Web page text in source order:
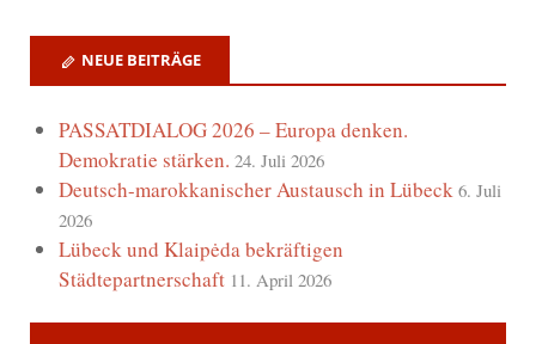
NEUE BEITRÄGE
PASSATDIALOG 2026 – Europa denken.
Demokratie stärken. 24. Juli 2026
Deutsch-marokkanischer Austausch in Lübeck 6. Juli
2026
Lübeck und Klaipėda bekräftigen
Städtepartnerschaft 11. April 2026